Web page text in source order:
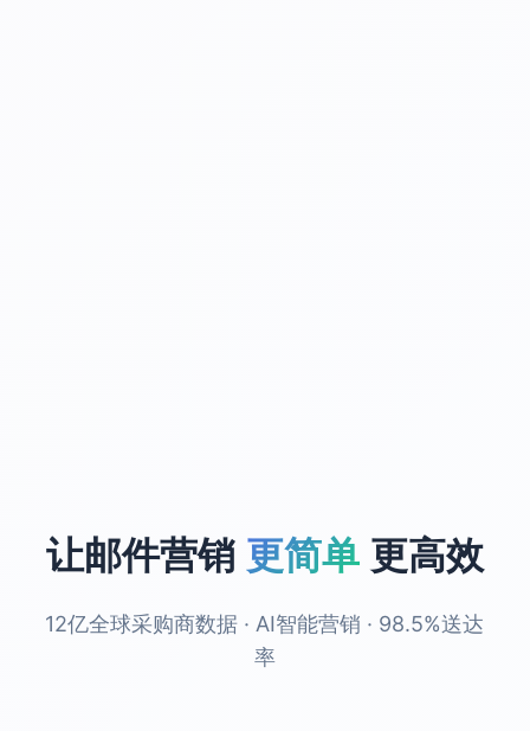
让邮件营销 更简单更高效
12亿全球采购商数据 · AI智能营销 · 98.5%送达
率